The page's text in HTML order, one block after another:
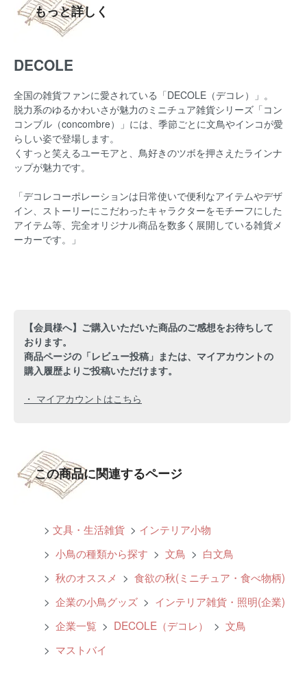
もっと詳しく
DECOLE
全国の雑貨ファンに愛されている「DECOLE（デコレ）」。
脱力系のゆるかわいさが魅力のミニチュア雑貨シリーズ「コン
コンブル（concombre）」には、 季節ごとに文鳥やインコが愛
らしい姿で登場します。
くすっと笑えるユーモアと、鳥好きのツボを押さえたラインナ
ップが魅力です。
「デコレコーポレーションは日常使いで便利なアイテムやデザ
イン、 ストーリーにこだわったキャラクターをモチーフにした
アイテム等、 完全オリジナル商品を数多く展開している雑貨メ
ーカーです。」
【会員様へ】ご購入いただいた商品のご感想をお待ちして
おります。
商品ページの「レビュー投稿」または、マイアカウントの
購入履歴よりご投稿いただけます。
・ マイアカウントはこちら
この商品に関連するページ
> 文具・生活雑貨 > インテリア小物
> 小鳥の種類から探す > 文鳥 > 白文鳥
> 秋のオススメ > 食欲の秋(ミニチュア・食べ物柄)
> 企業の小鳥グッズ > インテリア雑貨・照明(企業)
> 企業一覧 > DECOLE（デコレ） > 文鳥
> マストバイ